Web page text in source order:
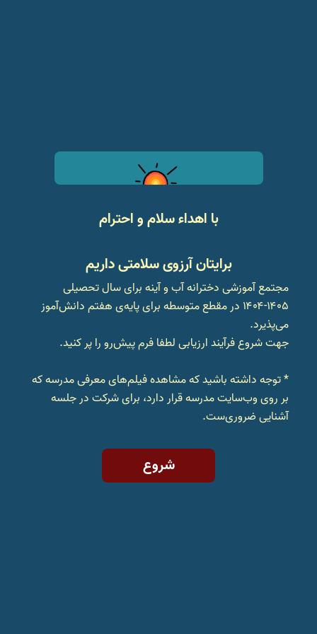
با اهداء سلام و احترام
برایتان آرزوی سلامتی داریم
مجتمع آموزشی دخترانه آب و آینه برای سال تحصیلی
۱۴۰۵-۱۴۰۴ در مقطع متوسطه برای پایه‌ی هفتم دانش‌آموز
می‌پذیرد.
جهت شروع فرآیند ارزیابی لطفا فرم پیش‌رو را پر کنید.
* توجه داشته باشید که مشاهده فیلم‌های معرفی مدرسه که
بر روی وب‌سایت مدرسه قرار دارد، برای شرکت در جلسه
آشنایی ضروری‌ست.
شروع